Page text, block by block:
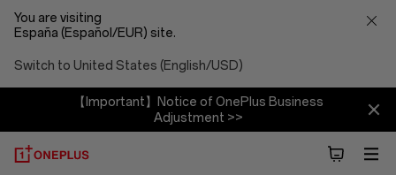
You are visiting
España (Español/EUR) site.
Switch to United States (English/USD)
【Important】Notice of OnePlus Business
Adjustment >>